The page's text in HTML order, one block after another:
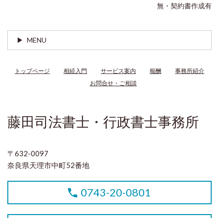
無・契約書作成有
MENU
トップページ 相続入門 サービス案内 報酬
事務所紹介
お問合せ・ご相談
藤田司法書士・行政書士事務所
〒632-0097
奈良県天理市中町52番地
0743-20-0801